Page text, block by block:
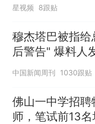
人
星视频 8跟贴
穆杰塔巴被指给
后警告" 爆料人
深长
中国新闻周刊 1030跟贴
佛山一中学招聘
师，笔试前13